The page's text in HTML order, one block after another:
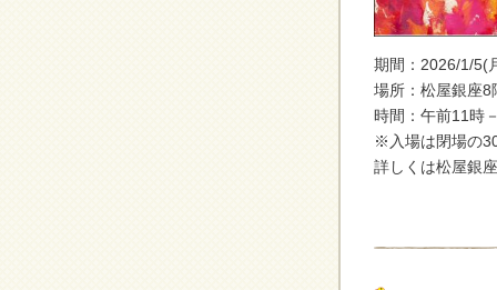
期間：2026/1/5(
場所：松屋銀座8
時間：午前11
※入場は閉場の
詳しくは松屋銀